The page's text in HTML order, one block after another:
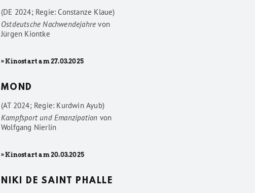
(DE 2024; Regie: Constanze Klaue)
Ostdeutsche Nachwendejahre von
Jürgen Kiontke
» Kinostart am 27.03.2025
MOND
(AT 2024; Regie: Kurdwin Ayub)
Kampfsport und Emanzipation von
Wolfgang Nierlin
» Kinostart am 20.03.2025
NIKI DE SAINT PHALLE